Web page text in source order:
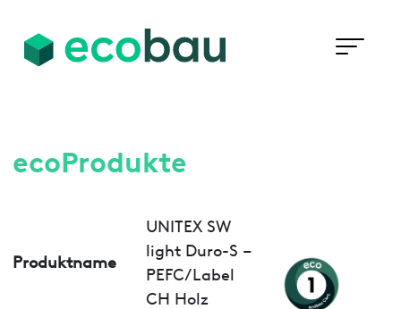
ecoProdukte
Produktname
UNITEX SW
light Duro-S –
PEFC/Label
CH Holz